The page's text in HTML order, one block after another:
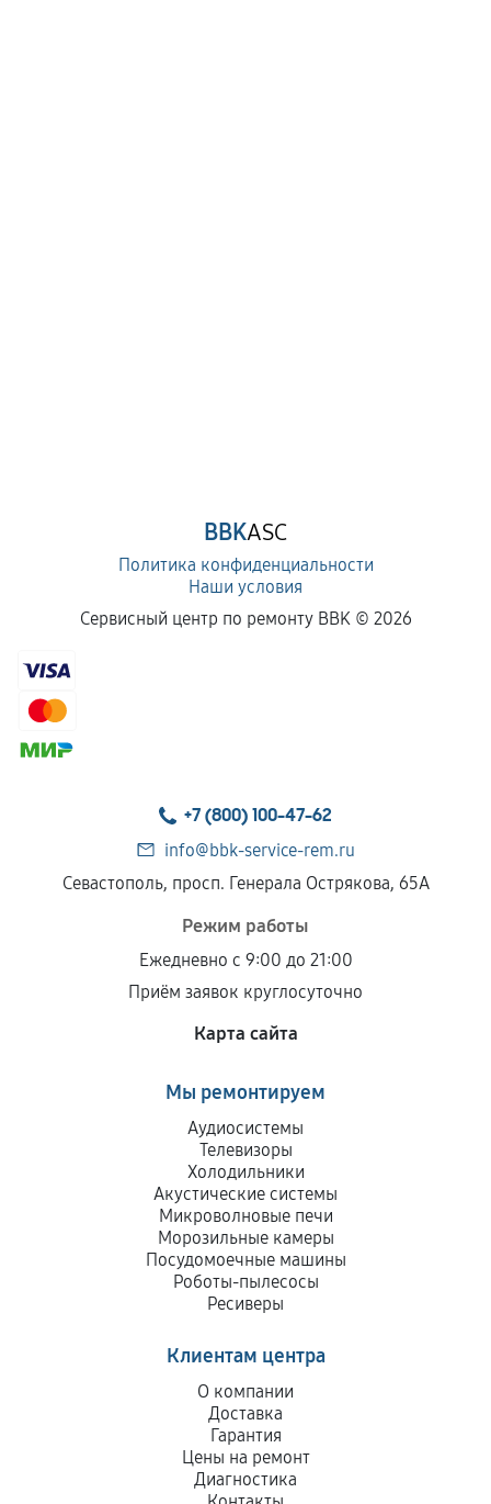
BBKASC
Политика конфиденциальности
Наши условия
Сервисный центр по ремонту BBK © 2026
+7 (800) 100-47-62
info@bbk-service-rem.ru
Севастополь, просп. Генерала Острякова, 65А
Режим работы
Ежедневно с 9:00 до 21:00
Приём заявок круглосуточно
Карта сайта
Мы ремонтируем
Аудиосистемы
Телевизоры
Холодильники
Акустические системы
Микроволновые печи
Морозильные камеры
Посудомоечные машины
Роботы-пылесосы
Ресиверы
Клиентам центра
О компании
Доставка
Гарантия
Цены на ремонт
Диагностика